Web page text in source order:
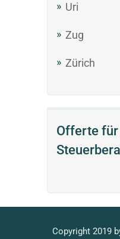
Uri
Zug
Zürich
Offerte
Copyright 2019